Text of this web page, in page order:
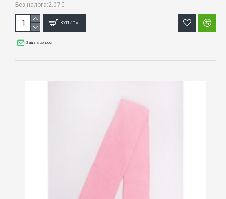
Без налога:2.07€
КУПИТЬ
Задать вопрос